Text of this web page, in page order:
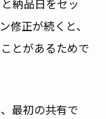
修正が続くと、
とがあるためで
最初の共有で